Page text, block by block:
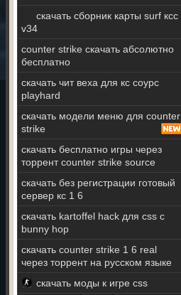
скачать сборник карты surf ксс
v34
counter strike скачать абсолютно
бесплатно
скачать чит веха для кс соурс
playhard
скачать модели меню для counter
strike
скачать бесплатно игры через
торрент counter strike source
скачать без регистрации готовый
сервер кс 1 6
скачать kartoffel hack для css с
bunny hop
скачать counter strike 1 6 real
через торрент на русском языке
скачать моды к игре css